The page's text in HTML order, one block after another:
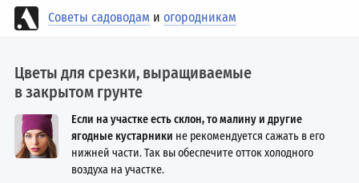
Советы садоводам иогородникам
Цветы для срезки, выращиваемые
в закрытом грунте
Если на участке есть склон, то малину и другие
ягодные кустарники не рекомендуется сажать в его
нижней части. Так вы обеспечите отток холодного
воздуха на участке.